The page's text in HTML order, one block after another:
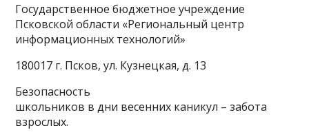
Государственное бюджетное учреждение
Псковской области «Региональный центр
информационных технологий»
180017 г. Псков, ул. Кузнецкая, д. 13
Безопасность
школьников в дни весенних каникул – забота
взрослых.